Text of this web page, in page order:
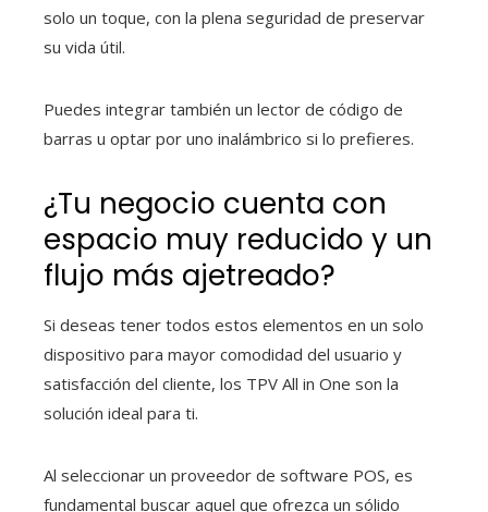
solo un toque, con la plena seguridad de preservar
su vida útil.
Puedes integrar también un lector de código de
barras u optar por uno inalámbrico si lo prefieres.
¿Tu negocio cuenta con
espacio muy reducido y un
flujo más ajetreado?
Si deseas tener todos estos elementos en un solo
dispositivo para mayor comodidad del usuario y
satisfacción del cliente, los TPV All in One son la
solución ideal para ti.
Al seleccionar un proveedor de software POS, es
fundamental buscar aquel que ofrezca un sólido